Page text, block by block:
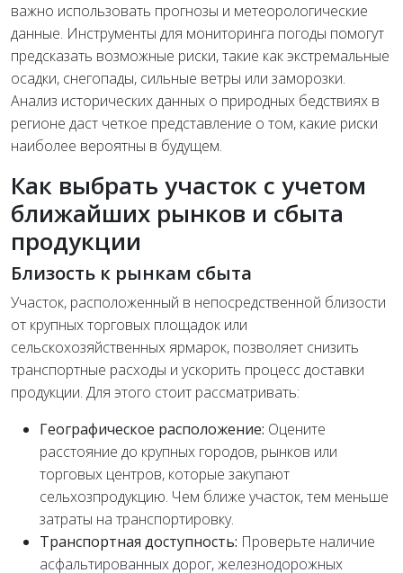
важно использовать прогнозы и метеорологические
данные. Инструменты для мониторинга погоды помогут
предсказать возможные риски, такие как экстремальные
осадки, снегопады, сильные ветры или заморозки.
Анализ исторических данных о природных бедствиях в
регионе даст четкое представление о том, какие риски
наиболее вероятны в будущем.
Как выбрать участок с учетом
ближайших рынков и сбыта
продукции
Близость к рынкам сбыта
Участок, расположенный в непосредственной близости
от крупных торговых площадок или
сельскохозяйственных ярмарок, позволяет снизить
транспортные расходы и ускорить процесс доставки
продукции. Для этого стоит рассматривать:
Географическое расположение: Оцените
расстояние до крупных городов, рынков или
торговых центров, которые закупают
сельхозпродукцию. Чем ближе участок, тем меньше
затраты на транспортировку.
Транспортная доступность: Проверьте наличие
асфальтированных дорог, железнодорожных